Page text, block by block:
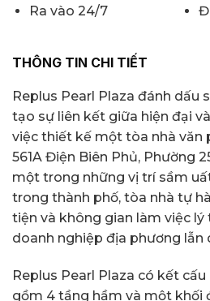
Ra vào 24/7
THÔNG TIN CHI TIẾT
Replus Pearl Plaza đánh dấu
tạo sự liên kết giữa hiện đại
việc thiết kế một tòa nhà văn
561A Điện Biên Phủ, Phường
một trong những vị trí sầm
trong thành phố, tòa nhà tự
tiện và không gian làm việc
doanh nghiệp địa phương lẫn
Replus Pearl Plaza có kết
gồm 4 tầng hầm và một khối